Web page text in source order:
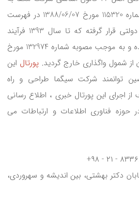
موجب تصویب نامه شماره 115320 مورخ 1388/06/07 در فهرست
واگذاری به بخش غیر دولتی قرار گرفته که تا سال 1393 فرآیند
واگذاری آن تکمیل نشده و به موجب مصوبه شماره 132974 مورخ
پورتال این
توانمند شرکت سیگما طراحی و راه
اجرای این پورتال خبری ، اطلاع رسانی
فناوری اطلاعات و ارتباطات می
دکتر بهشتی، بین اندیشه و سهروردی،